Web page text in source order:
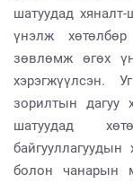
шатуудад
үнэлж хөтөлбөр
зөвлөмж өгөх
хэрэгжүүлсэн.
зорилтын дагуу
шатуудад
болон чанарын